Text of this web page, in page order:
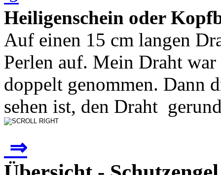
Heiligenschein oder
Auf einen 15 cm langen
Perlen auf. Mein Draht
doppelt genommen. Dann
sehen ist, den Draht
⇒